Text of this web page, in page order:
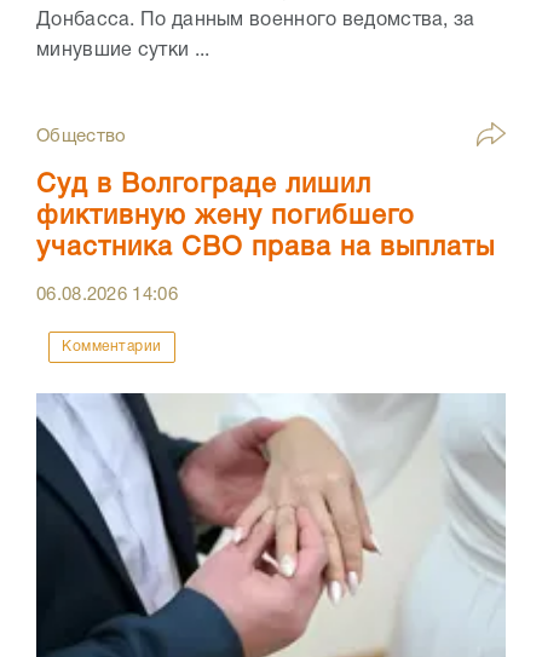
Донбасса. По данным военного ведомства, за
минувшие сутки ...
Общество
Суд в Волгограде лишил
фиктивную жену погибшего
участника СВО права на выплаты
06.08.2026 14:06
Комментарии